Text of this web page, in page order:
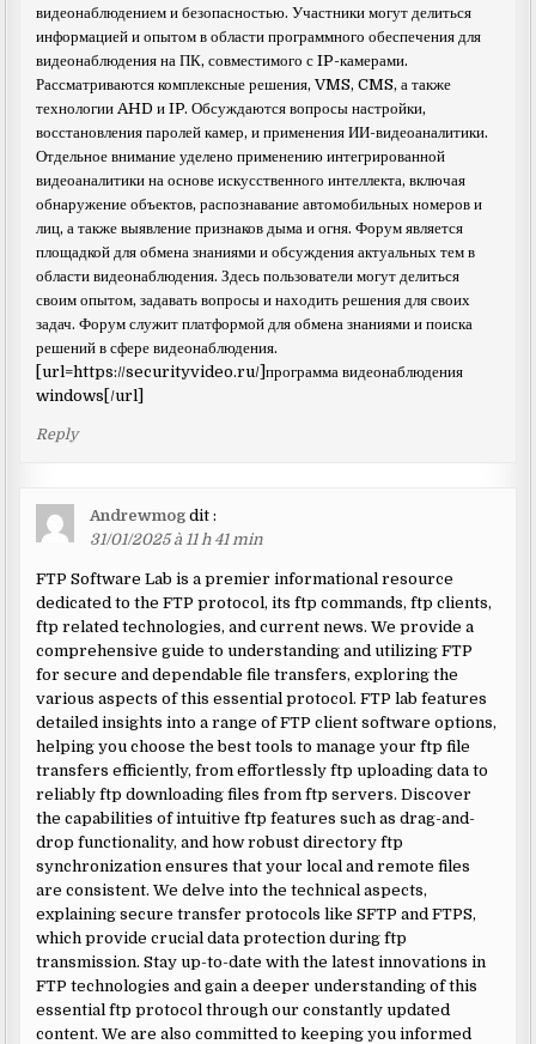
видеонаблюдением и безопасностью. Участники могут делиться
информацией и опытом в области программного обеспечения для
видеонаблюдения на ПК, совместимого с IP-камерами.
Рассматриваются комплексные решения, VMS, CMS, а также
технологии AHD и IP. Обсуждаются вопросы настройки,
восстановления паролей камер, и применения ИИ-видеоаналитики.
Отдельное внимание уделено применению интегрированной
видеоаналитики на основе искусственного интеллекта, включая
обнаружение объектов, распознавание автомобильных номеров и
лиц, а также выявление признаков дыма и огня. Форум является
площадкой для обмена знаниями и обсуждения актуальных тем в
области видеонаблюдения. Здесь пользователи могут делиться
своим опытом, задавать вопросы и находить решения для своих
задач. Форум служит платформой для обмена знаниями и поиска
решений в сфере видеонаблюдения.
[url=https://securityvideo.ru/]программа видеонаблюдения
windows[/url]
Reply
Andrewmog dit :
31/01/2025 à 11 h 41 min
FTP Software Lab is a premier informational resource
dedicated to the FTP protocol, its ftp commands, ftp clients,
ftp related technologies, and current news. We provide a
comprehensive guide to understanding and utilizing FTP
for secure and dependable file transfers, exploring the
various aspects of this essential protocol. FTP lab features
detailed insights into a range of FTP client software options,
helping you choose the best tools to manage your ftp file
transfers efficiently, from effortlessly ftp uploading data to
reliably ftp downloading files from ftp servers. Discover
the capabilities of intuitive ftp features such as drag-and-
drop functionality, and how robust directory ftp
synchronization ensures that your local and remote files
are consistent. We delve into the technical aspects,
explaining secure transfer protocols like SFTP and FTPS,
which provide crucial data protection during ftp
transmission. Stay up-to-date with the latest innovations in
FTP technologies and gain a deeper understanding of this
essential ftp protocol through our constantly updated
content. We are also committed to keeping you informed